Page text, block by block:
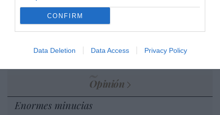
CONFIRM
Data Deletion Data Access Privacy Policy
Diario de la corrupción sanchista. Hazte
Oír se manifiesta delante de La Mareta:
“Pedro Sánchez es un criminal”
Opinión
Enormes minucias